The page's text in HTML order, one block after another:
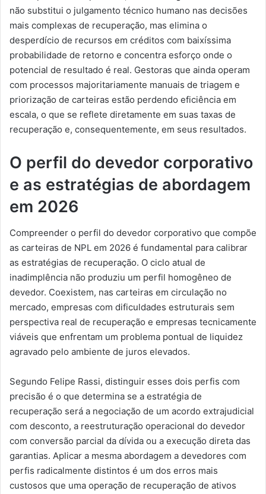
não substitui o julgamento técnico humano nas decisões
mais complexas de recuperação, mas elimina o
desperdício de recursos em créditos com baixíssima
probabilidade de retorno e concentra esforço onde o
potencial de resultado é real. Gestoras que ainda operam
com processos majoritariamente manuais de triagem e
priorização de carteiras estão perdendo eficiência em
escala, o que se reflete diretamente em suas taxas de
recuperação e, consequentemente, em seus resultados.
O perfil do devedor corporativo
e as estratégias de abordagem
em 2026
Compreender o perfil do devedor corporativo que compõe
as carteiras de NPL em 2026 é fundamental para calibrar
as estratégias de recuperação. O ciclo atual de
inadimplência não produziu um perfil homogêneo de
devedor. Coexistem, nas carteiras em circulação no
mercado, empresas com dificuldades estruturais sem
perspectiva real de recuperação e empresas tecnicamente
viáveis que enfrentam um problema pontual de liquidez
agravado pelo ambiente de juros elevados.
Segundo Felipe Rassi, distinguir esses dois perfis com
precisão é o que determina se a estratégia de
recuperação será a negociação de um acordo extrajudicial
com desconto, a reestruturação operacional do devedor
com conversão parcial da dívida ou a execução direta das
garantias. Aplicar a mesma abordagem a devedores com
perfis radicalmente distintos é um dos erros mais
custosos que uma operação de recuperação de ativos